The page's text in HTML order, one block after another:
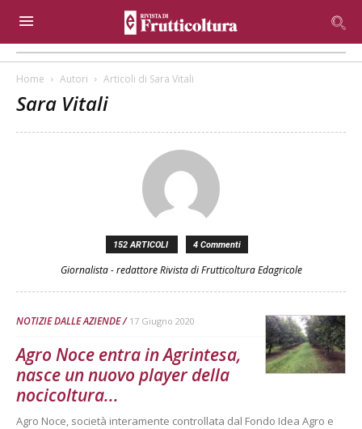
Home Autori Articoli di Sara Vitali
Sara Vitali
152 ARTICOLI 4 Commenti
Giornalista - redattore Rivista di Frutticoltura Edagricole
NOTIZIE DALLE AZIENDE 17 Giugno 2020
Agro Noce entra in Agrintesa,
nasce un nuovo player della
nocicoltura...
Agro Noce, società interamente controllata dal Fondo Idea Agro e